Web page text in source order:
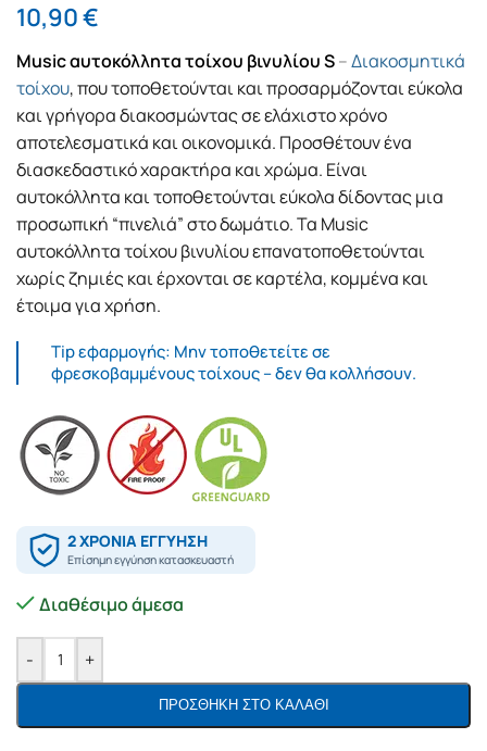
10,90€
Music αυτοκόλλητα τοίχου βινυλίου S–Διακοσμητικά
τοίχου, που τοποθετούνται και προσαρμόζονται εύκολα
και γρήγορα διακοσμώντας σε ελάχιστο χρόνο
αποτελεσματικά και οικονομικά. Προσθέτουν ένα
διασκεδαστικό χαρακτήρα και χρώμα. Είναι
αυτοκόλλητα και τοποθετούνται εύκολα δίδοντας μια
προσωπική “πινελιά” στο δωμάτιο. Τα Music
αυτοκόλλητα τοίχου βινυλίου επανατοποθετούνται
χωρίς ζημιές και έρχονται σε καρτέλα, κομμένα και
έτοιμα για χρήση.
Tip εφαρμογής: Μην τοποθετείτε σε
φρεσκοβαμμένους τοίχους – δεν θα κολλήσουν.
Διαθέσιμο άμεσα
- +
ΠΡΟΣΘΉΚΗ ΣΤΟ ΚΑΛΆΘΙ